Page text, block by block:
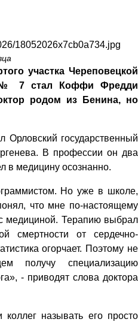
участка Череповецкой
№ 7 стал Коффи Фредди
родом из Бенина, но
Орловский государственный
В профессии он два
в медицину осознанно.
Но уже в школе,
что мне по-настоящему
медициной. Терапию выбрал
смертности от сердечно-
огорчает. Поэтому не
получу специализацию
- приводят слова доктора
называть его просто